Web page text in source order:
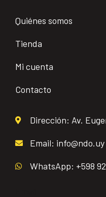
Quiénes somos
Tienda
Mi cuenta
Contacto
Dirección: Av.
Email: info@ndo.uy
WhatsApp: +598 92